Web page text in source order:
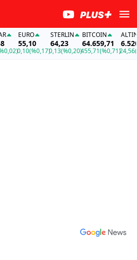
EURO
55,10
0,10(%0,17)
STERLIN
64,23
0,13(%0,20)
BITCOIN
64.659,71
455,71(%0,71)
ALTIN
24,56